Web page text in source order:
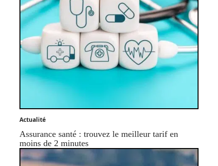
Actualité
Assurance santé : trouvez le meilleur tarif en
moins de 2 minutes